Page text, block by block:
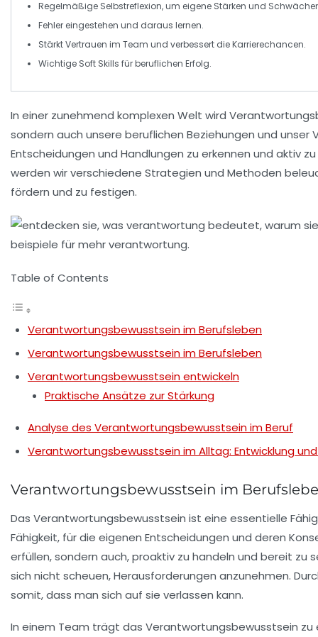
Regelmäßige Selbstreflexion, um eigene Stärken und
Fehler eingestehen und daraus lernen.
StärktVertrauen im Team und verbessert dieKarrierechancen.
Wichtige Soft Skills fürberuflichen Erfolg.
In einer zunehmend komplexen Welt wird
sondern auch unsere beruflichen Beziehungen und
Entscheidungen und Handlungen zu erkennen und aktiv
werden wir verschiedene Strategien und Methoden
fördern und zu festigen.
Table of Contents
Verantwortungsbewusstsein im Berufsleben
Verantwortungsbewusstsein im Berufsleben
Verantwortungsbewusstsein entwickeln
Praktische Ansätze zur Stärkung
Analyse des Verantwortungsbewusstsein im Beruf
Verantwortungsbewusstsein im Alltag: Entwicklung
Verantwortungsbewusstsein im
Das Verantwortungsbewusstsein ist eine essentielle
Fähigkeit, für die eigenen Entscheidungen und deren
erfüllen, sondern auch, proaktiv zu handeln und bereit zu
sich nicht scheuen, Herausforderungen anzunehmen.
somit, dass man sich auf sie verlassen kann.
In einem Team trägt das Verantwortungsbewusstsein zu